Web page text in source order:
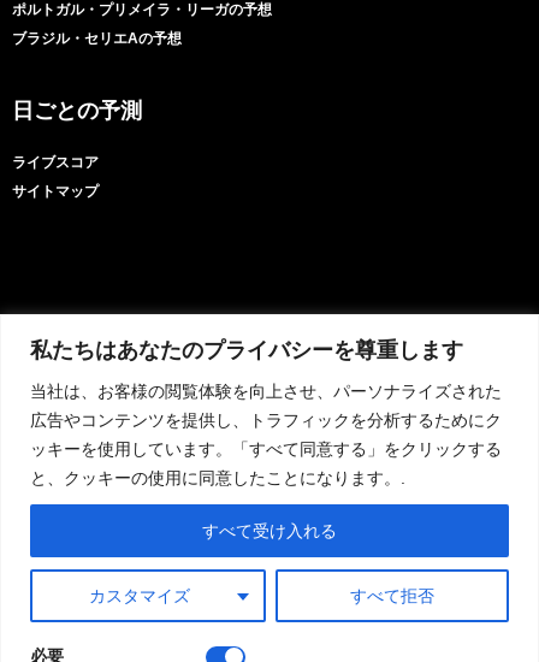
私たちはあなたのプライバシーを尊重します
当社は、お客様の閲覧体験を向上させ、パーソナライズされた
広告やコンテンツを提供し、トラフィックを分析するためにク
ッキーを使用しています。「すべて同意する」をクリックする
と、クッキーの使用に同意したことになります。.
カスタマイズ すべて拒否
すべて受け入れる
必要
ポルトガル・プリメイラ・リーガの予想
ブラジル・セリエAの予想
日ごとの予測
ライブスコア
サイトマップ
MyBetToday|デイリースポーツ| フリースーパーヒント|ベットパワ|
アベット| 情熱予測|今日絶対に勝たなければならないチーム |直接勝利予想
iLotBet|Bet9ja |スポーティベット スポーティトレーダー|ヒント180|1960年の
ヒント |イーグルプレディクト|ベットエンシュアード| フォーカス予測|正当予測
|WinDrawWin | ZuluBet |ヒーロー予測
について 条項 サイトマップ
免責事項
Deutsch
Français
Português
Italiano
हिन्दी
العربية
Русский